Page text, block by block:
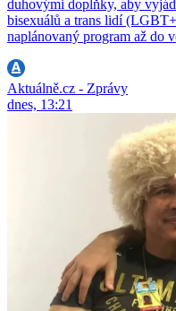
duhovými doplňky, aby
bisexuálů a trans lidí
naplánovaný program až do
Aktuálně.cz - Zprávy
dnes, 13:21